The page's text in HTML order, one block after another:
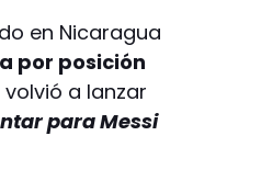
en Nicaragua
por posición
a lanzar
para Messi